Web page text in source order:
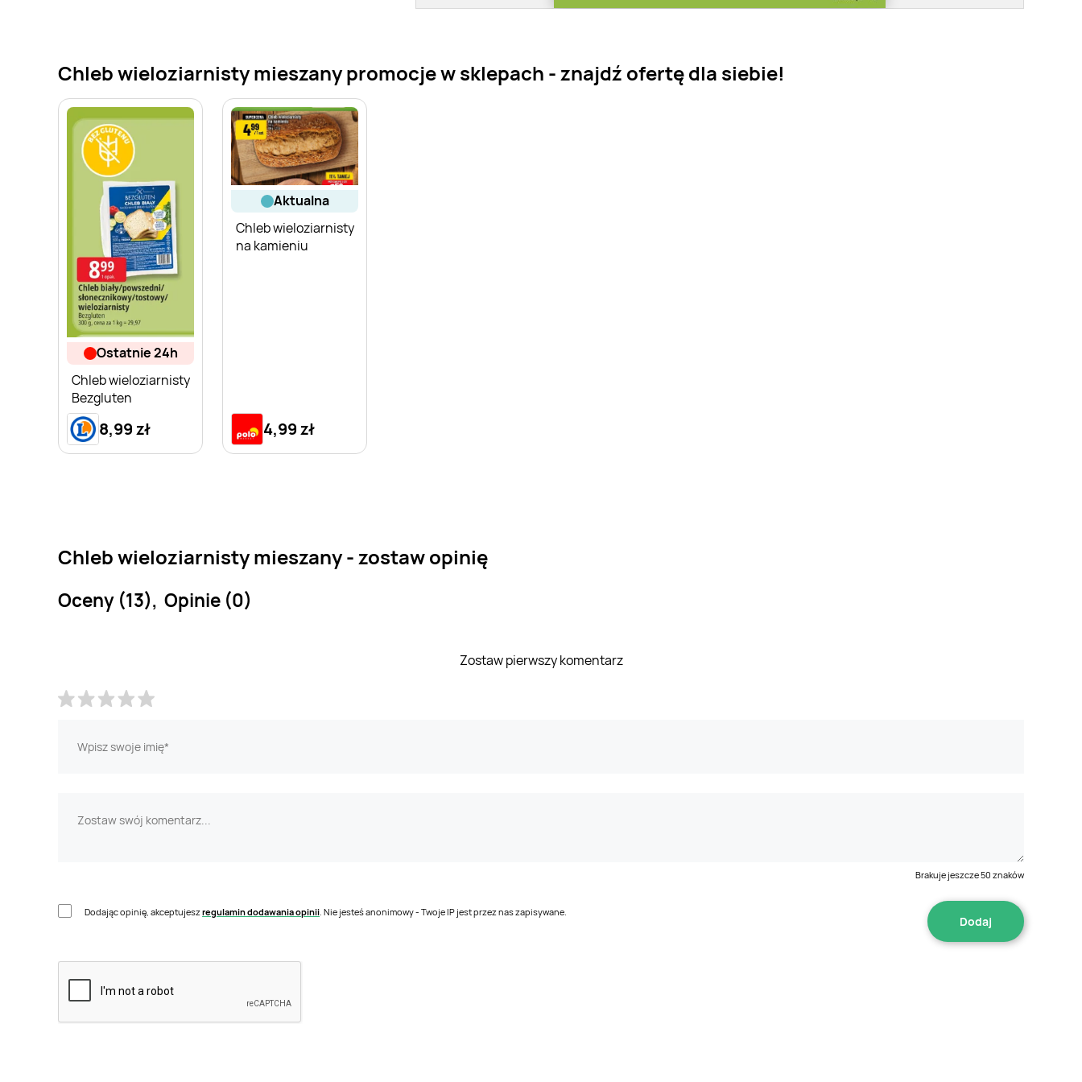
Chleb wieloziarnisty mieszany promocje w sklepach - znajdź ofertę dla siebie!
ostatnie 24h
Chleb wieloziarnisty
Bezgluten
8,99 zł
aktualna
Chleb wieloziarnisty
na kamieniu
4,99 zł
Chleb wieloziarnisty mieszany - zostaw opinię
Oceny (13), Opinie (0)
Zostaw pierwszy komentarz
Brakuje jeszcze50 znaków
Dodając opinię, akceptujeszregulamin dodawania opinii . Nie jesteś anonimowy - Twoje IP jest przez nas zapisywane.